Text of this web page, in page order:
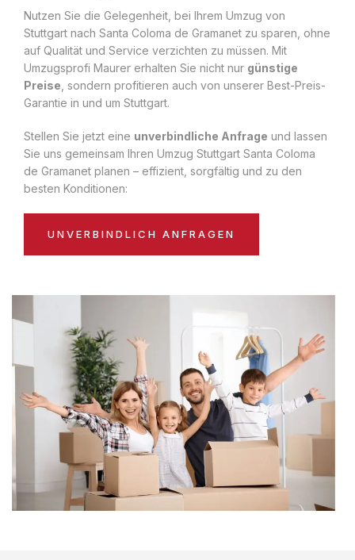
Nutzen Sie die Gelegenheit, bei Ihrem Umzug von
Stuttgart nach Santa Coloma de Gramanet zu sparen, ohne
auf Qualität und Service verzichten zu müssen. Mit
Umzugsprofi Maurer erhalten Sie nicht nur günstige
Preise , sondern profitieren auch von unserer Best-Preis-
Garantie in und um Stuttgart.
Stellen Sie jetzt eine unverbindliche Anfrage und lassen
Sie uns gemeinsam Ihren Umzug Stuttgart Santa Coloma
de Gramanet planen – effizient, sorgfältig und zu den
besten Konditionen:
UNVERBINDLICH ANFRAGEN